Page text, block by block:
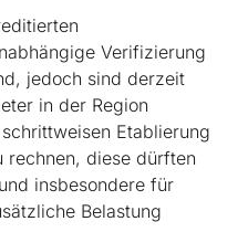
Verifizierung
jedoch sind derzeit
in der Region
Etablierung
rechnen, diese dürften
insbesondere für
Belastung